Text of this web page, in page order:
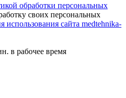
обработки персональных
своих персональных
использования сайта medtehnika-
в рабочее время